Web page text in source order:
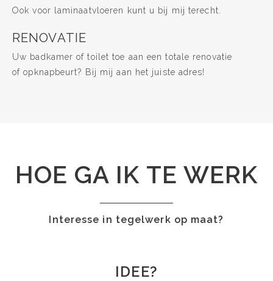
Ook voor laminaatvloeren kunt u bij mij terecht.
RENOVATIE
Uw badkamer of toilet toe aan een totale renovatie
of opknapbeurt? Bij mij aan het juiste adres!
HOE GA IK TE WERK
Interesse in tegelwerk op maat?
IDEE?